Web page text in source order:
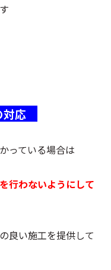
対応
っている場合は
行わないようにして
良い施工を提供して